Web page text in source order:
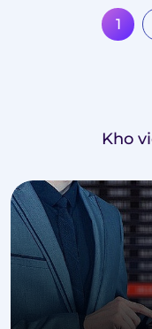
1
Kho